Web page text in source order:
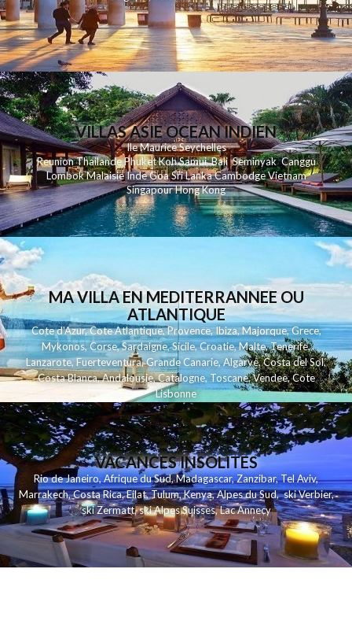
VILLAS ASIE OCEAN INDIEN
Ile MauriceSeychelles
ReunionThailandePhuketKohSamui Bali SeminyakCanggu
LombokMalaisieIndeGoaSri LankaCambodgeVietnam
SingapourHong Kong
MA VILLA EN MEDITERRANNEE OU
ATLANTIQUE
Cote d'Azur,Cote Atlantique,Provence,Ibiza,Majorque,Grece,
Mykonos,Corse,Sardaigne,Sicile,Croatie,Malte,Tenerife,
Lanzarote,Fuerteventura,Grande Canarie,Algarve,Costa del Sol,
Costa Blanca,Andalousie,Catalogne,Toscane,Vendee,Cote
Lisbonne
VACANCES INSOLITES
Rio de Janeiro,Afrique du Sud,Madagascar,Zanzibar,Tel Aviv,
Marrakech,Costa Rica,Eilat,Tulum,Kenya,Alpes du Sud,ski Verbier,
ski Zermatt,ski Alpes Suisses,Lac Annecy